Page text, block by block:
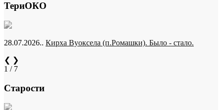
ТериОКО
28.07.2026.. Кирха Вуоксела (п.Ромашки). Было - стало.
❮ ❯
1 / 7
Старости